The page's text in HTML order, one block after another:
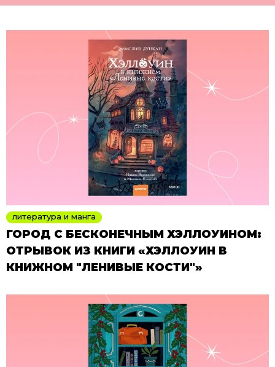
литература и манга
ГОРОД С БЕСКОНЕЧНЫМ ХЭЛЛОУИНОМ:
ОТРЫВОК ИЗ КНИГИ «ХЭЛЛОУИН В
КНИЖНОМ "ЛЕНИВЫЕ КОСТИ"»